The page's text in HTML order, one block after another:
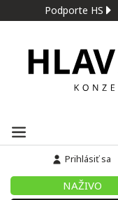
Podporte HS
Prihlásiť sa
NAŽIVO